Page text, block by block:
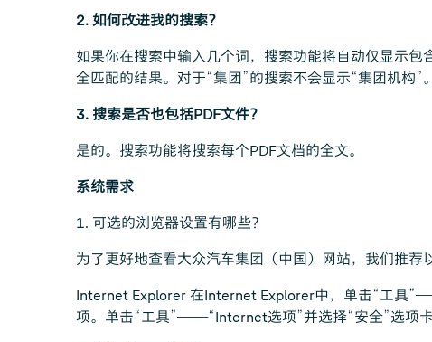
2. 如何改进我的搜索？
如果你在搜索中输入几个词，搜索功能将自动仅显示
全匹配的结果。对于“集团”的搜索不会显示“集团机构”
3. 搜索是否也包括PDF文件？
是的。搜索功能将搜索每个PDF文档的全文。
系统需求
1. 可选的浏览器设置有哪些？
为了更好地查看大众汽车集团（中国）网站，我们推荐
Internet Explorer 在Internet Explorer中，单击“工具
项。单击“工具”——“Internet选项”并选择“安全”选项